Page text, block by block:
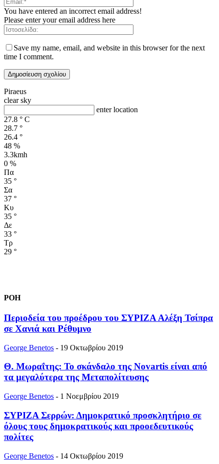
You have entered an incorrect email address!
Please enter your email address here
Save my name, email, and website in this browser for the next
time I comment.
Piraeus
clear sky
enter location
27.8 ° C
28.7 °
26.4 °
48 %
3.3kmh
0 %
Πα
35 °
Σα
37 °
Κυ
35 °
Δε
33 °
Τρ
29 °
ΡΟΗ
Περιοδεία του προέδρου του ΣΥΡΙΖΑ Αλέξη Τσίπρα
σε Χανιά και Ρέθυμνο
George Benetos - 19 Οκτωβρίου 2019
Θ. Μωραΐτης: Το σκάνδαλο της Novartis είναι από
τα μεγαλύτερα της Μεταπολίτευσης
George Benetos - 1 Νοεμβρίου 2019
ΣΥΡΙΖΑ Σερρών: Δημοκρατικό προσκλητήριο σε
όλους τους δημοκρατικούς και προοεδευτικούς
πολίτες
George Benetos - 14 Οκτωβρίου 2019